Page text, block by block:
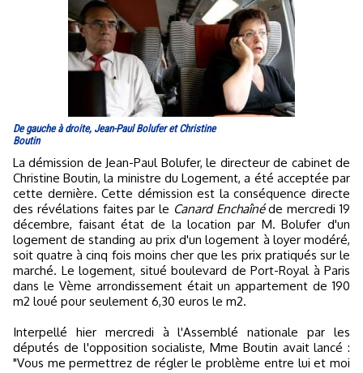
De gauche à droite, Jean-Paul Bolufer et Christine
Boutin
La démission de Jean-Paul Bolufer, le directeur de cabinet de
Christine Boutin, la ministre du Logement, a été acceptée par
cette dernière. Cette démission est la conséquence directe
des révélations faites par le Canard Enchaînéde mercredi 19
décembre, faisant état de la location par M. Bolufer d'un
logement de standing au prix d'un logement à loyer modéré,
soit quatre à cinq fois moins cher que les prix pratiqués sur le
marché. Le logement, situé boulevard de Port-Royal à Paris
dans le Vème arrondissement était un appartement de 190
m2 loué pour seulement 6,30 euros le m2.
Interpellé hier mercredi à l'Assemblé nationale par les
députés de l'opposition socialiste, Mme Boutin avait lancé :
"Vous me permettrez de régler le problème entre lui et moi